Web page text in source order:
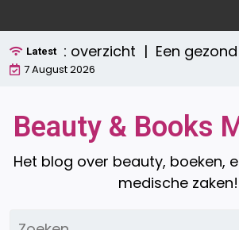
naar
de
inhoud
Latest overzicht | Een gezond
7 August 2026
Beauty & Books
Het blog over beauty, boeken,
medische zaken!
Zoeken